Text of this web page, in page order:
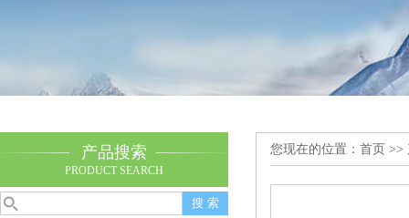
产品搜索
PRODUCT SEARCH
您现在的位置： 首页 >>